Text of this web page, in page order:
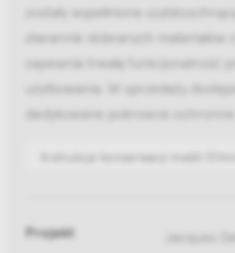
zostały wypełnione
starannie dobranych materiałów
zapewnia trwałą funkcjonalność
użytkowania. W sprzedaży
dedykowane pokrowce ochronne.
Instrukcje konserwacji mebli
Projekt Jacques